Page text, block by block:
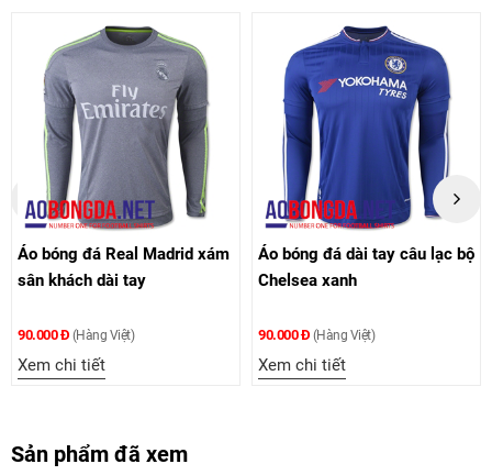
Áo bóng đá Real Madrid xám
sân khách dài tay
90.000 Đ (Hàng Việt)
Xem chi tiết
Áo bóng đá dài tay câu lạc bộ
Chelsea xanh
90.000 Đ (Hàng Việt)
Xem chi tiết
Sản phẩm đã xem